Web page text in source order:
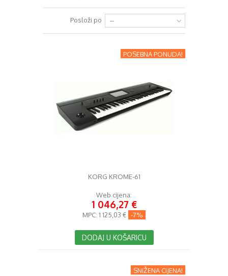
+
+
KLAVIJATURE
+
RASVJETA
Posloži po --
POSEBNA PONUDA!
KORG KROME-61
Web cijena:
1 046,27 €
MPC: 1 125,03 € -7%
DODAJ U KOŠARICU
SNIŽENA CIJENA!